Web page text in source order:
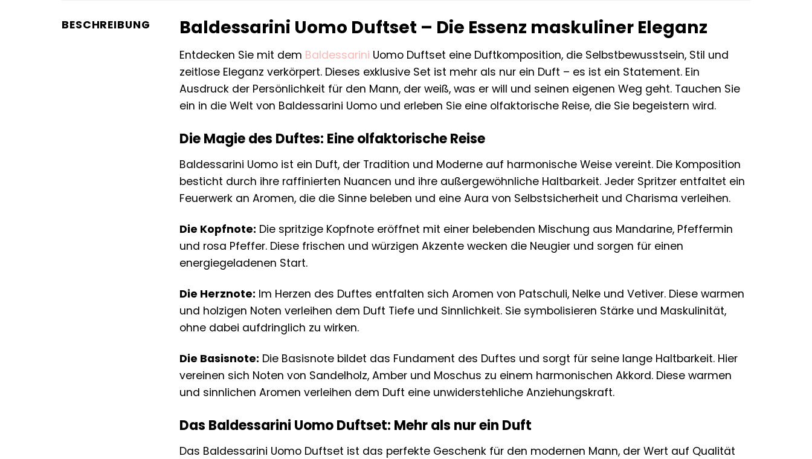
BESCHREIBUNG Baldessarini Uomo Duftset – Die Essenz maskuliner Eleganz
Entdecken Sie mit dem Baldessarini Uomo Duftset eine Duftkomposition, die Selbstbewusstsein, Stil und
zeitlose Eleganz verkörpert. Dieses exklusive Set ist mehr als nur ein Duft – es ist ein Statement. Ein
Ausdruck der Persönlichkeit für den Mann, der weiß, was er will und seinen eigenen Weg geht. Tauchen Sie
ein in die Welt von Baldessarini Uomo und erleben Sie eine olfaktorische Reise, die Sie begeistern wird.
Die Magie des Duftes: Eine olfaktorische Reise
Baldessarini Uomo ist ein Duft, der Tradition und Moderne auf harmonische Weise vereint. Die Komposition
besticht durch ihre raffinierten Nuancen und ihre außergewöhnliche Haltbarkeit. Jeder Spritzer entfaltet ein
Feuerwerk an Aromen, die die Sinne beleben und eine Aura von Selbstsicherheit und Charisma verleihen.
Die Kopfnote: Die spritzige Kopfnote eröffnet mit einer belebenden Mischung aus Mandarine, Pfeffermin
und rosa Pfeffer. Diese frischen und würzigen Akzente wecken die Neugier und sorgen für einen
energiegeladenen Start.
Die Herznote: Im Herzen des Duftes entfalten sich Aromen von Patschuli, Nelke und Vetiver. Diese warmen
und holzigen Noten verleihen dem Duft Tiefe und Sinnlichkeit. Sie symbolisieren Stärke und Maskulinität,
ohne dabei aufdringlich zu wirken.
Die Basisnote: Die Basisnote bildet das Fundament des Duftes und sorgt für seine lange Haltbarkeit. Hier
vereinen sich Noten von Sandelholz, Amber und Moschus zu einem harmonischen Akkord. Diese warmen
und sinnlichen Aromen verleihen dem Duft eine unwiderstehliche Anziehungskraft.
Das Baldessarini Uomo Duftset: Mehr als nur ein Duft
Das Baldessarini Uomo Duftset ist das perfekte Geschenk für den modernen Mann, der Wert auf Qualität